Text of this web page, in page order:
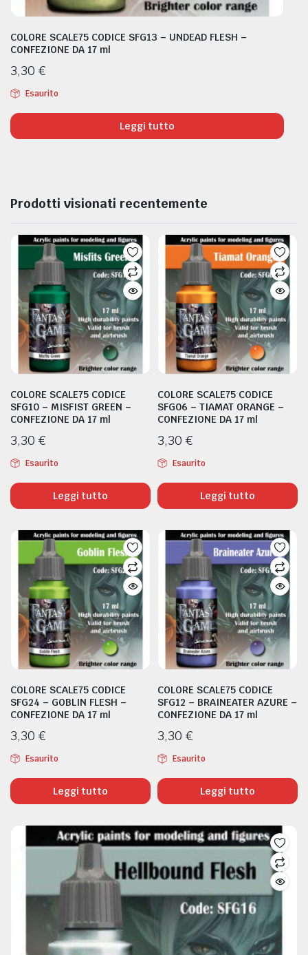
COLORE SCALE75 CODICE SFG13 – UNDEAD FLESH –
CONFEZIONE DA 17 ml
3,30 €
Esaurito
Leggi tutto
Prodotti visionati recentemente
COLORE SCALE75 CODICE
SFG10 – MISFIST GREEN –
CONFEZIONE DA 17 ml
3,30 €
Esaurito
Leggi tutto
COLORE SCALE75 CODICE
SFG06 – TIAMAT ORANGE –
CONFEZIONE DA 17 ml
3,30 €
Esaurito
Leggi tutto
COLORE SCALE75 CODICE
SFG24 – GOBLIN FLESH –
CONFEZIONE DA 17 ml
3,30 €
Esaurito
Leggi tutto
COLORE SCALE75 CODICE
SFG12 – BRAINEATER AZURE –
CONFEZIONE DA 17 ml
3,30 €
Esaurito
Leggi tutto